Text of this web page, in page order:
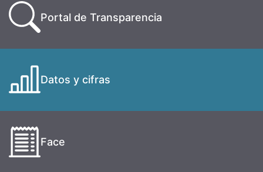
Portal de Transparencia
Datos y cifras
Face